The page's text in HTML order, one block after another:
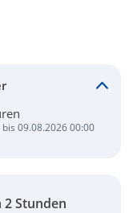
09.08.2026 00:00
Stunden